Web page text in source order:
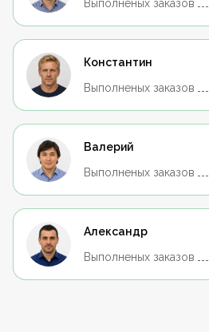
Выполненых заказов
Константин
Выполненых заказов
Валерий
Выполненых заказов
Александр
Выполненых заказов